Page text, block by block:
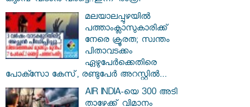
മലയാലപ്പുഴയിൽ
പത്താംക്ലാസുകാരിക്ക്
നേരെ ക്രൂരത; സ്വന്തം
പിതാവടക്കം
ഏഴുപേർക്കെതിരെ
പോക്സോ കേസ്, രണ്ടുപേർ അറസ്റ്റിൽ...
AIR INDIA-യെ 300 അടി